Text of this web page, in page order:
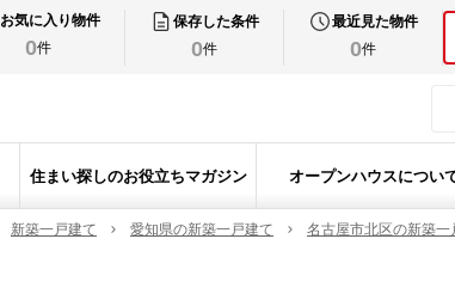
お気に入り物件
0件
保存した条件
0件
最近見た物件
0件
住まい探しのお役立ちマガジン オープンハウスについ
新築一戸建て 愛知県の新築一戸建て 名古屋市北区の新築一